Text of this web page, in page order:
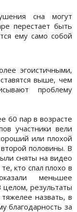
сна могут
перестает быть
ему само собой
эгоистичными,
выше, чем
проблему
60 пар в возрасте
участники вели
или плохой
половины. В
сняты на видео
кто спал плохо в
меньшее
результаты
назвать, в
благодарность за